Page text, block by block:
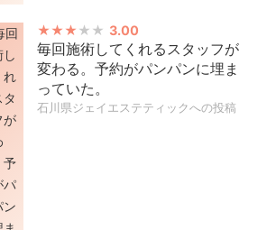
3.00
毎回施術してくれるスタッフが
変わる。予約がパンパンに埋ま
っていた。
石川県ジェイエステティックへの投稿